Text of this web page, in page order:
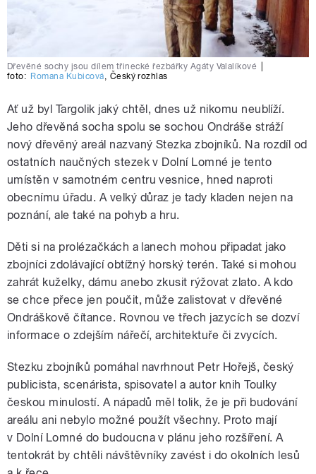
Dřevěné sochy jsou dílem třinecké řezbářky Agáty Valalíkové
foto: Romana Kubicová, Český rozhlas
Ať už byl Targolik jaký chtěl, dnes už nikomu neublíží.
Jeho dřevěná socha spolu se sochou Ondráše stráží
nový dřevěný areál nazvaný Stezka zbojníků. Na rozdíl od
ostatních naučných stezek v Dolní Lomné je tento
umístěn v samotném centru vesnice, hned naproti
obecnímu úřadu. A velký důraz je tady kladen nejen na
poznání, ale také na pohyb a hru.
Děti si na prolézačkách a lanech mohou připadat jako
zbojníci zdolávající obtížný horský terén. Také si mohou
zahrát kuželky, dámu anebo zkusit rýžovat zlato. A kdo
se chce přece jen poučit, může zalistovat v dřevěné
Ondráškově čítance. Rovnou ve třech jazycích se dozví
informace o zdejším nářečí, architektuře či zvycích.
Stezku zbojníků pomáhal navrhnout Petr Hořejš, český
publicista, scenárista, spisovatel a autor knih Toulky
českou minulostí. A nápadů měl tolik, že je při budování
areálu ani nebylo možné použít všechny. Proto mají
v Dolní Lomné do budoucna v plánu jeho rozšíření. A
tentokrát by chtěli návštěvníky zavést i do okolních lesů